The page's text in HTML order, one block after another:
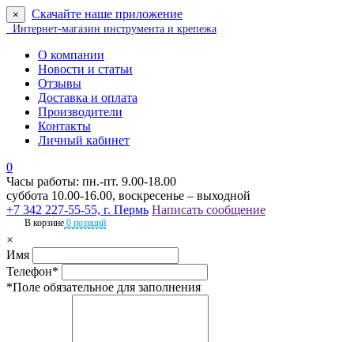
× Скачайте наше приложение
Интернет-магазин инструмента и крепежа
О компании
Новости и статьи
Отзывы
Доставка и оплата
Производители
Контакты
Личный кабинет
0
Часы работы: пн.-пт. 9.00-18.00
суббота 10.00-16.00, воскресенье – выходной
+7 342 227-55-55, г. Пермь Написать сообщение
В корзине 0 позиций
×
Имя
Телефон*
*Поле обязательное для заполнения